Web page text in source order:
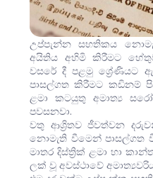
උප්පැන්න සහතිකය
අයිතිය අහිමි කිරීමට
වසරේ දී පළමු ශ්‍රේණියට
පාසල්ගත කිරීමට කඩිනම්
ළමා කටයුතු අමාත්‍ය
පවසනවා.
වතු ආශ්‍රිතව ජීවත්වන
නොමැති වීමෙන් පාසල්ගත
මාතර දිස්ත්‍රික් ළමා හා
ලක් වූ අවස්ථාවේ